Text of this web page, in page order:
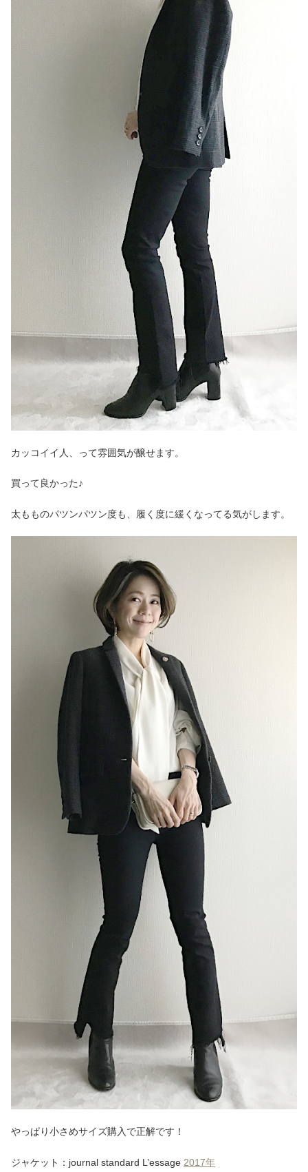
カッコイイ人、って雰囲気が醸せます。
買って良かった♪
太もものパツンパツン度も、履く度に緩くなってる気がします。
やっぱり小さめサイズ購入で正解です！
ジャケット：journal standard L’essage 2017年